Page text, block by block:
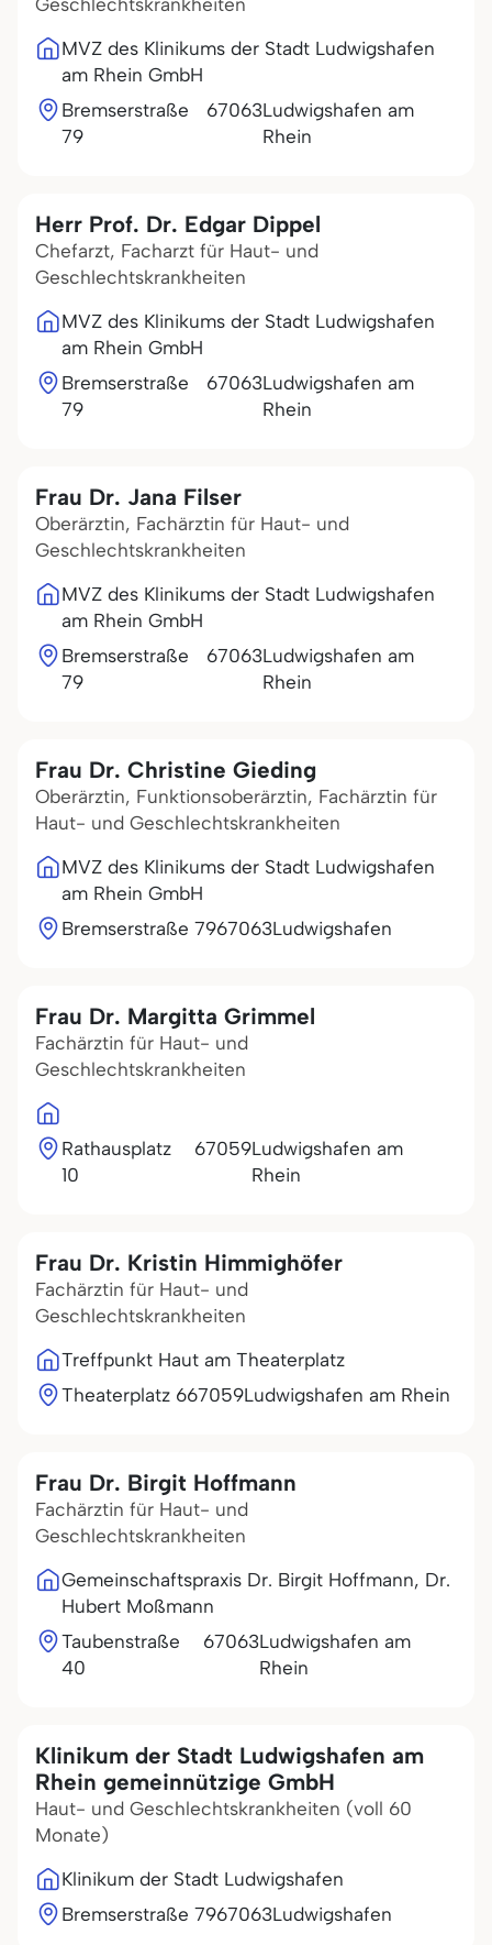
Geschlechtskrankheiten
MVZ des Klinikums der Stadt Ludwigshafen
am Rhein GmbH
Bremserstraße
79
67063Ludwigshafen am
Rhein
Herr Prof. Dr. Edgar Dippel
Chefarzt, Facharzt für Haut- und
Geschlechtskrankheiten
MVZ des Klinikums der Stadt Ludwigshafen
am Rhein GmbH
Bremserstraße
79
67063Ludwigshafen am
Rhein
Frau Dr. Jana Filser
Oberärztin, Fachärztin für Haut- und
Geschlechtskrankheiten
MVZ des Klinikums der Stadt Ludwigshafen
am Rhein GmbH
Bremserstraße
79
67063Ludwigshafen am
Rhein
Frau Dr. Christine Gieding
Oberärztin, Funktionsoberärztin, Fachärztin für
Haut- und Geschlechtskrankheiten
MVZ des Klinikums der Stadt Ludwigshafen
am Rhein GmbH
Bremserstraße 7967063Ludwigshafen
Frau Dr. Margitta Grimmel
Fachärztin für Haut- und
Geschlechtskrankheiten
Rathausplatz
10
67059Ludwigshafen am
Rhein
Frau Dr. Kristin Himmighöfer
Fachärztin für Haut- und
Geschlechtskrankheiten
Treffpunkt Haut am Theaterplatz
Theaterplatz 667059Ludwigshafen am Rhein
Frau Dr. Birgit Hoffmann
Fachärztin für Haut- und
Geschlechtskrankheiten
Gemeinschaftspraxis Dr. Birgit Hoffmann, Dr.
Hubert Moßmann
Taubenstraße
40
67063Ludwigshafen am
Rhein
Klinikum der Stadt Ludwigshafen am
Rhein gemeinnützige GmbH
Haut- und Geschlechtskrankheiten (voll 60
Monate)
Klinikum der Stadt Ludwigshafen
Bremserstraße 7967063Ludwigshafen